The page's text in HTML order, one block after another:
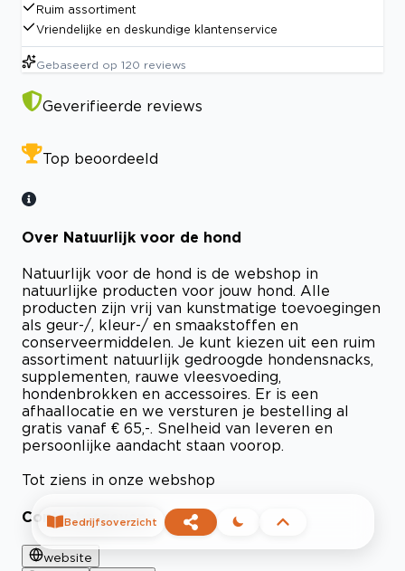
Ruim assortiment
Vriendelijke en deskundige klantenservice
Gebaseerd op 120 reviews
Geverifieerde reviews
Top beoordeeld
Over Natuurlijk voor de hond
Natuurlijk voor de hond is de webshop in
natuurlijke producten voor jouw hond. Alle
producten zijn vrij van kunstmatige toevoegingen
als geur-/, kleur-/ en smaakstoffen en
conserveermiddelen. Je kunt kiezen uit een ruim
assortiment natuurlijk gedroogde hondensnacks,
supplementen, rauwe vleesvoeding,
hondenbrokken en accessoires. Er is een
afhaallocatie en we versturen je bestelling al
gratis vanaf € 65,-. Snelheid van leveren en
persoonlijke aandacht staan voorop.
Tot ziens in onze webshop
Contactgegevens
website
Bedrijfsoverzicht